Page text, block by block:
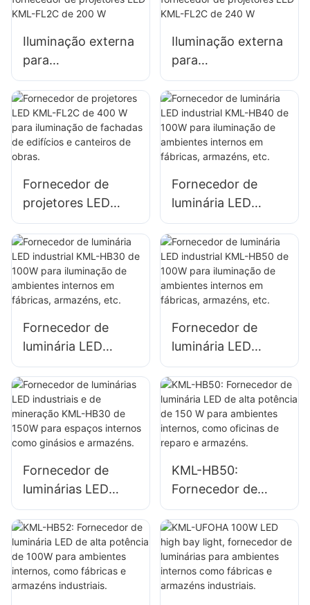
outdoors e grandes
sinalização.
Iluminação externa
para
estacionamentos e
armazéns:
fornecedor de
projetores LED
KML-FL2C de 200
Iluminação externa
para
estacionamentos e
armazéns:
fornecedor de
projetores LED
KML-FL2C de 240
Fornecedor de
projetores LED
KML-FL2C de 400
W para iluminação
de fachadas de
edifícios e
canteiros de obras.
Fornecedor de
luminária LED
industrial KML-
HB40 de 100W
para iluminação de
ambientes internos
em fábricas,
Fornecedor de
luminária LED
industrial KML-
HB30 de 100W
para iluminação de
ambientes internos
em fábricas,
Fornecedor de
luminária LED
industrial KML-
HB50 de 100W
para iluminação de
ambientes internos
em fábricas,
Fornecedor de
luminárias LED
industriais e de
mineração KML-
HB30 de 150W
para espaços
internos como
KML-HB50:
Fornecedor de
luminária LED de
alta potência de
150 W para
ambientes
internos, como